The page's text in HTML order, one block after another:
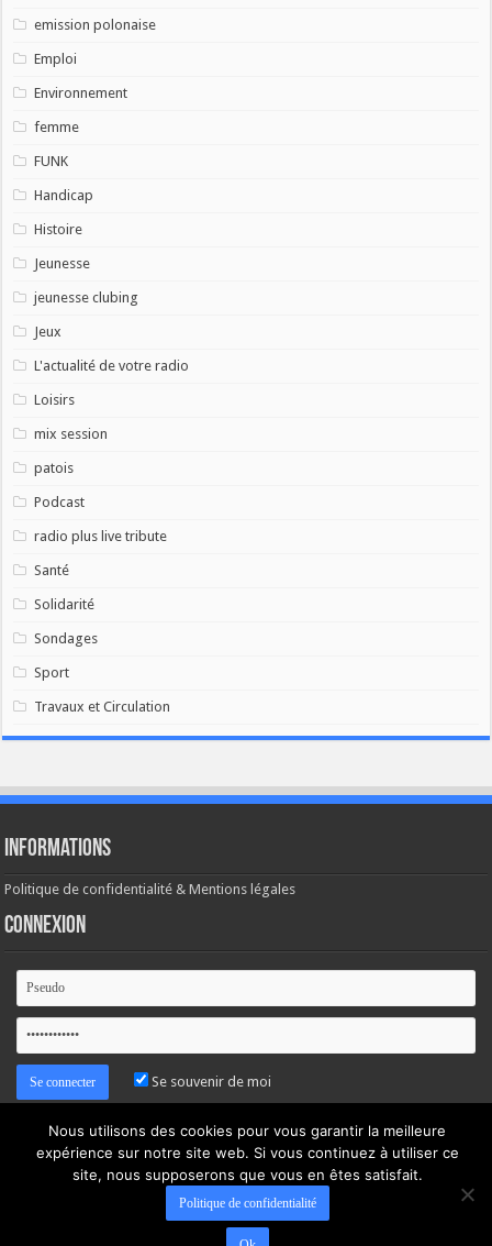
emission polonaise
Emploi
Environnement
femme
FUNK
Handicap
Histoire
Jeunesse
jeunesse clubing
Jeux
L'actualité de votre radio
Loisirs
mix session
patois
Podcast
radio plus live tribute
Santé
Solidarité
Sondages
Sport
Travaux et Circulation
Informations
Politique de confidentialité & Mentions légales
Connexion
Se souvenir de moi
Mot de passe oublié ?
Nous utilisons des cookies pour vous garantir la meilleure
expérience sur notre site web. Si vous continuez à utiliser ce
site, nous supposerons que vous en êtes satisfait.
Politique de confidentialité